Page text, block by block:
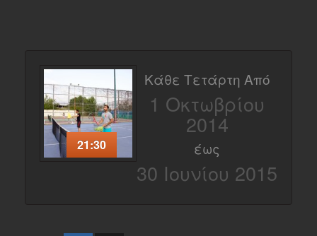
21:30
Κάθε Τετάρτη Από
1 Οκτωβρίου
2014
έως
30 Ιουνίου 2015